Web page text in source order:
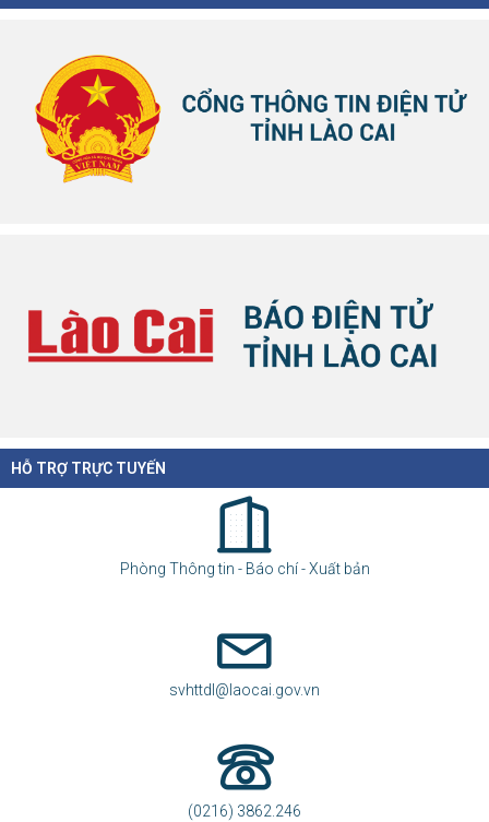
HỖ TRỢ TRỰC TUYẾN
Phòng Thông tin - Báo chí - Xuất bản
svhttdl@laocai.gov.vn
(0216) 3862.246